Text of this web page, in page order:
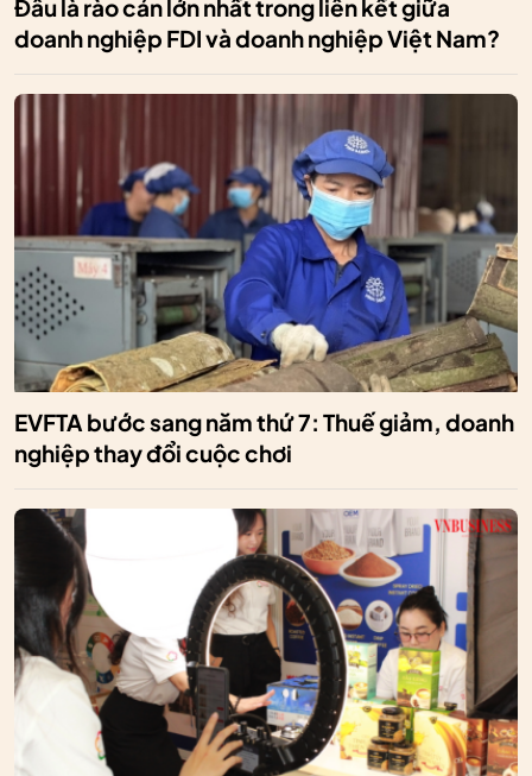
Đâu là rào cản lớn nhất trong liên kết giữa
doanh nghiệp FDI và doanh nghiệp Việt Nam?
EVFTA bước sang năm thứ 7: Thuế giảm, doanh
nghiệp thay đổi cuộc chơi